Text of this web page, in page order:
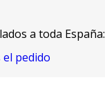
a toda España:
pedido